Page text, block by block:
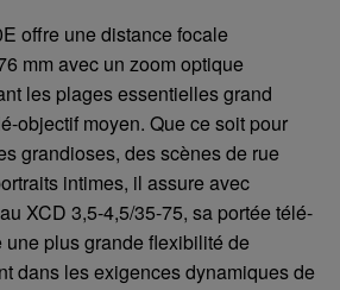
offre une distance focale
mm avec un zoom optique
les plages essentielles grand
objectif moyen. Que ce soit pour
grandioses, des scènes de rue
intimes, il assure avec
XCD 3,5-4,5/35-75, sa portée télé-
plus grande flexibilité de
dans les exigences dynamiques de